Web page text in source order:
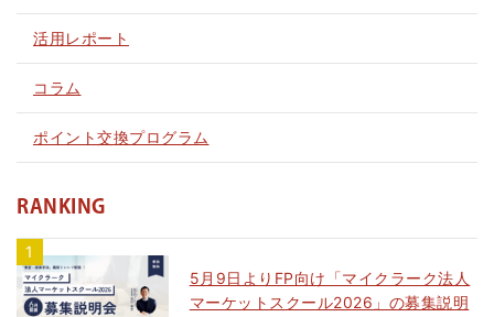
活用レポート
コラム
ポイント交換プログラム
RANKING
5月9日よりFP向け「マイクラーク法人
マーケットスクール2026」の募集説明